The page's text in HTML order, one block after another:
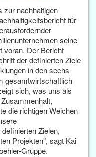
zur nachhaltigen
für
seine
voran. Der Bericht
der definierten Ziele
in den sechs
gesamtwirtschaftlich
sich, was uns als
die richtigen Weichen
Zielen,
Projekten", sagt Kai
Gruppe.